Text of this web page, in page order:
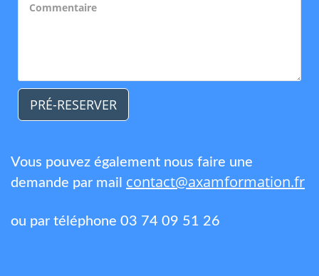
PRÉ-RESERVER
Vous pouvez également nous faire une
demande par mail contact@axamformation.fr
ou par téléphone 03 74 09 51 26